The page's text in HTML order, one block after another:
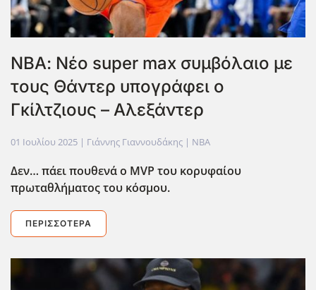
ΝΒΑ: Νέο super max συμβόλαιο με
τους Θάντερ υπογράφει ο
Γκίλτζιους – Αλεξάντερ
01 Ιουλίου 2025 | Γιάννης Γιαννουδάκης | NBA
Δεν… πάει πουθενά ο MVP του κορυφαίου
πρωταθλήματος του κόσμου.
ΠΕΡΙΣΣΌΤΕΡΑ